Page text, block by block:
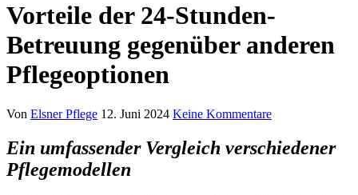
Vorteile der 24-Stunden-
Betreuung gegenüber anderen
Pflegeoptionen
Von Elsner Pflege 12. Juni 2024 Keine Kommentare
Ein umfassender Vergleich verschiedener
Pflegemodellen